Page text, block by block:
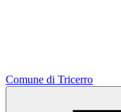
Comune di Tricerro